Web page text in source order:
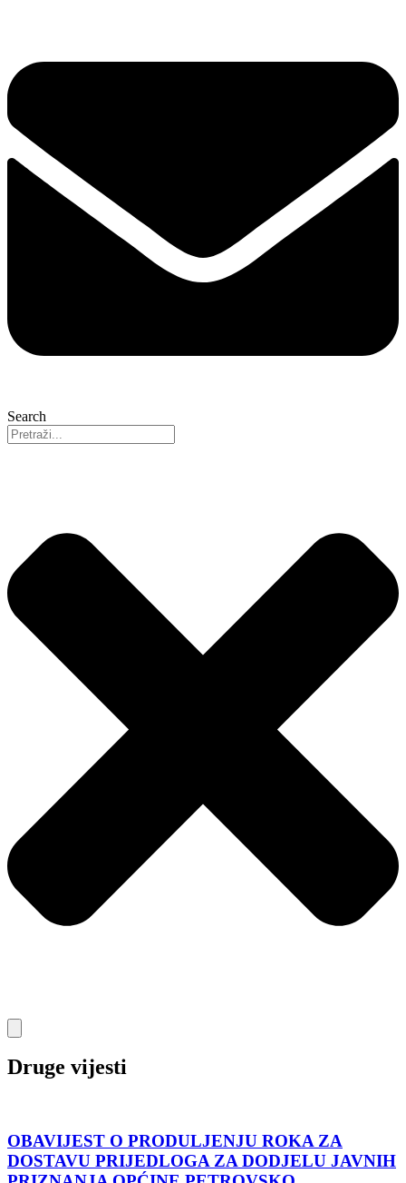
Search
Druge vijesti
OBAVIJEST O PRODULJENJU ROKA ZA
DOSTAVU PRIJEDLOGA ZA DODJELU JAVNIH